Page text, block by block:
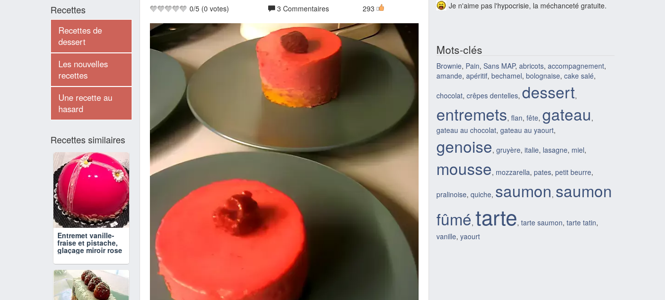
0/5 (0 votes) 3 Commentaires 293
Recettes
Recettes de
dessert
Les nouvelles
recettes
Une recette au
hasard
Recettes similaires
Entremet vanille-
fraise et pistache,
glaçage miroir rose
Je n'aime pas l'hypocrisie, la méchanceté gratuite.
Mots-clés
Brownie, Pain, Sans MAP, abricots, accompagnement,
amande, apéritif, bechamel, bolognaise, cake salé,
chocolat, crêpes dentelles, dessert,
entremets, flan, fête, gateau,
gateau au chocolat, gateau au yaourt,
genoise, gruyère, italie, lasagne, miel,
mousse, mozzarella, pates, petit beurre,
pralinoise, quiche, saumon, saumon
fûmé, tarte, tarte saumon, tarte tatin,
vanille, yaourt